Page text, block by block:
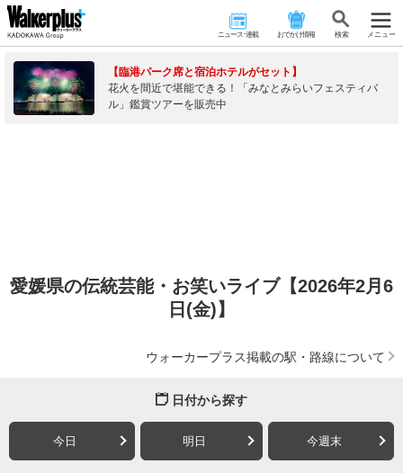
ニュース･連載 おでかけ情報 検 索 メニュー
【臨港パーク席と宿泊ホテルがセット】
花火を間近で堪能できる！「みなとみらいフェスティバ
ル」鑑賞ツアーを販売中
愛媛県の伝統芸能・お笑いライブ【2026年2月6
日(金)】
ウォーカープラス掲載の駅・路線について
日付から探す
今日 明日 今週末